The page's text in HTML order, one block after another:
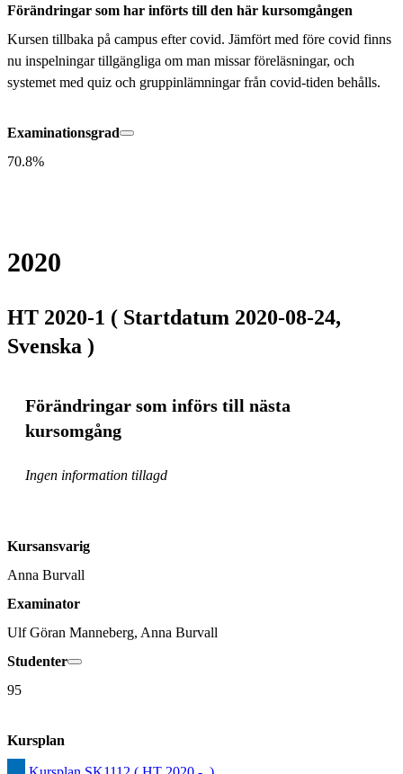
Förändringar som har införts till den här kursomgången
Kursen tillbaka på campus efter covid. Jämfört med före covid finns
nu inspelningar tillgängliga om man missar föreläsningar, och
systemet med quiz och gruppinlämningar från covid-tiden behålls.
Examinationsgrad
70.8%
2020
HT 2020-1 ( Startdatum 2020-08-24,
Svenska )
Förändringar som införs till nästa
kursomgång
Ingen information tillagd
Kursansvarig
Anna Burvall
Examinator
Ulf Göran Manneberg, Anna Burvall
Studenter
95
Kursplan